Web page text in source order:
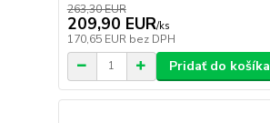
263,30 EUR
209,90 EUR/ks
170,65 EUR bez DPH
Pridať do košíka